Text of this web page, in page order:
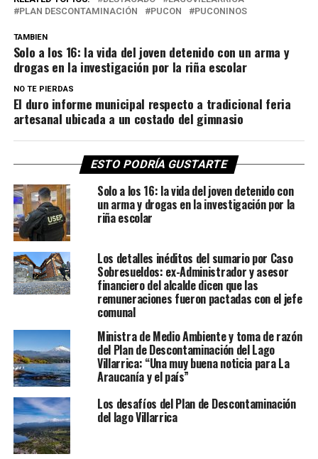
PLAN DESCONTAMINACIÓN
PUCON PUCONINOS
TAMBIEN
Solo a los 16: la vida del joven detenido con un arma y
drogas en la investigación por la riña escolar
NO TE PIERDAS
El duro informe municipal respecto a tradicional feria
artesanal ubicada a un costado del gimnasio
ESTO PODRÍA GUSTARTE
Solo a los 16: la vida del joven detenido con
un arma y drogas en la investigación por la
riña escolar
Los detalles inéditos del sumario por Caso
Sobresueldos: ex-Administrador y asesor
financiero del alcalde dicen que las
remuneraciones fueron pactadas con el jefe
comunal
Ministra de Medio Ambiente y toma de razón
del Plan de Descontaminación del Lago
Villarrica: “Una muy buena noticia para La
Araucanía y el país”
Los desafíos del Plan de Descontaminación
del lago Villarrica